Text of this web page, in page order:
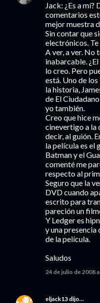
Jack: ¿Es a mí?
comentarios
mejor muestra
Sin contar que
electrónicos. Te
A ver, a ver. No
inabarcable.
lo creo. Pero
está. Uno de
la historia,
de El
yo también.
Creo que hice
cinevertigo a la
decir, al guión.
la película es el
Batman y el
comenté me
respecto al
Seguro que la
DVD cuando
escrito para
pareción un
Y Ledger es
y una presencia
de la película.
Saludos
24 de julio de 2008 a
eljack13 dijo…